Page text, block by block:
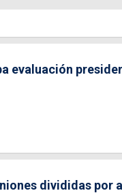
evaluación
divididas por